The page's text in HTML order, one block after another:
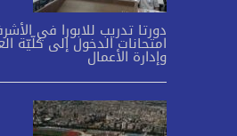
دورتا تدريب للابورا في
امتحانات الدخول إلى كلّيّة
وإدارة الأعمال